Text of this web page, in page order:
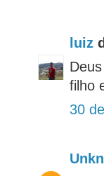
luiz
filho
30